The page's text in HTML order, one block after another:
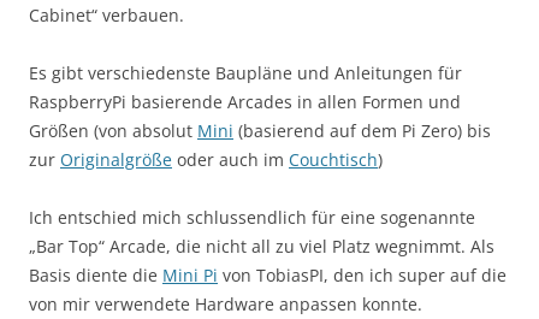
Cabinet“ verbauen.
Es gibt verschiedenste Baupläne und Anleitungen für
RaspberryPi basierende Arcades in allen Formen und
Größen (von absolut Mini (basierend auf dem Pi Zero) bis
zur Originalgröße oder auch im Couchtisch)
Ich entschied mich schlussendlich für eine sogenannte
„Bar Top“ Arcade, die nicht all zu viel Platz wegnimmt. Als
Basis diente die Mini Pi von TobiasPI, den ich super auf die
von mir verwendete Hardware anpassen konnte.